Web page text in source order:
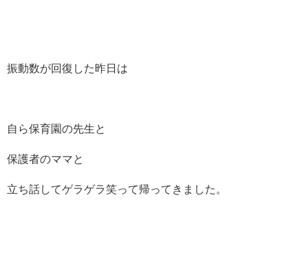
振動数が回復した昨日は
自ら保育園の先生と
保護者のママと
立ち話してゲラゲラ笑って帰ってきました。